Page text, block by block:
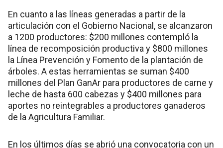
En cuanto a las líneas generadas a partir de la
articulación con el Gobierno Nacional, se alcanzaron
a 1200 productores: $200 millones contempló la
línea de recomposición productiva y $800 millones
la Línea Prevención y Fomento de la plantación de
árboles. A estas herramientas se suman $400
millones del Plan GanAr para productores de carne y
leche de hasta 600 cabezas y $400 millones para
aportes no reintegrables a productores ganaderos
de la Agricultura Familiar.
En los últimos días se abrió una convocatoria con un